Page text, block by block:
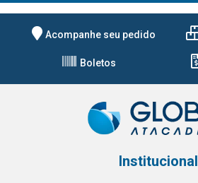
Acompanhe seu pedido
Boletos
Institucional